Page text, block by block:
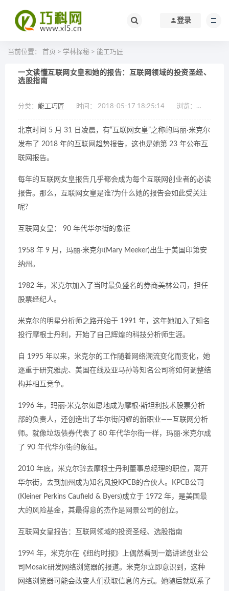
登录
当前位置： 首页 > 学林探秘 > 能工巧匠
一文读懂互联网女皇和她的报告：互联网领域的投资圣经、
选股指南
分类： 能工巧匠 时间： 2018-05-17 18:25:14 浏览：
北京时间 5 月 31 日凌晨，有“互联网女皇”之称的玛丽·米克尔
发布了 2018 年的互联网趋势报告，这也是她第 23 年公布互
联网报告。
每年的互联网女皇报告几乎都会成为每个互联网创业者的必读
报告。那么，互联网女皇是谁?为什么她的报告会如此受关注
呢?
互联网女皇： 90 年代华尔街的象征
1958 年 9 月，玛丽·米克尔(Mary Meeker)出生于美国印第安
纳州。
1982 年，米克尔加入了当时最负盛名的券商美林公司，担任
股票经纪人。
米克尔的明星分析师之路开始于 1991 年，这年她加入了知名
投行摩根士丹利，开始了自己辉煌的科技分析师生涯。
自 1995 年以来，米克尔的工作随着网络潮流变化而变化，她
逐重于研究雅虎、美国在线及亚马孙等知名公司将如何调整结
构并相互竞争。
1996 年，玛丽·米克尔如愿地成为摩根·斯坦利技术股票分析
部的负责人，还创造出了华尔街闪耀的新职业——互联网分析
师。就像垃圾债券代表了 80 年代华尔街一样，玛丽·米克尔成
了 90 年代华尔街的象征。
2010 年底，米克尔辞去摩根士丹利董事总经理的职位，离开
华尔街，去到加州成为知名风投KPCB的合伙人。KPCB公司
(Kleiner Perkins Caufield & Byers)成立于 1972 年，是美国最
大的风险基金，其最得意的杰作是网景公司的创立。
互联网女皇报告：互联网领域的投资圣经、选股指南
1994 年，米克尔在《纽约时报》上偶然看到一篇讲述创业公
司Mosaic研发网络浏览器的报道。米克尔立即意识到，这种
网络浏览器可能会改变人们获取信息的方式。她随后就联系了